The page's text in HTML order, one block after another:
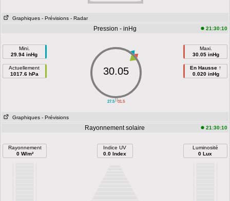
Graphiques - Prévisions - Radar
Pression - inHg 21:30:10
Mini.
29.94 inHg
Actuellement
1017.6 hPa
||
27.5 31.5
30.05
Maxi.
30.05 inHg
En Hausse ↑
0.020 inHg
Graphiques - Prévisions
Rayonnement solaire 21:30:10
Rayonnement
0 W/m²
Indice UV
0.0 Index
Luminosité
0 Lux